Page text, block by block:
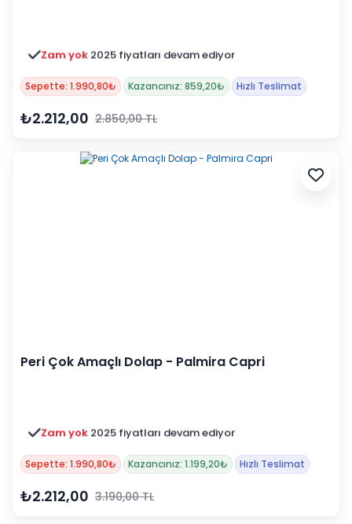
Zam yok 2025 fiyatları devam ediyor
Sepette: 1.990,80₺ Kazancınız: 859,20₺ Hızlı Teslimat
₺2.212,00 2.850,00 TL
Peri Çok Amaçlı Dolap - Palmira Capri
Zam yok 2025 fiyatları devam ediyor
Sepette: 1.990,80₺ Kazancınız: 1.199,20₺ Hızlı Teslimat
₺2.212,00 3.190,00 TL